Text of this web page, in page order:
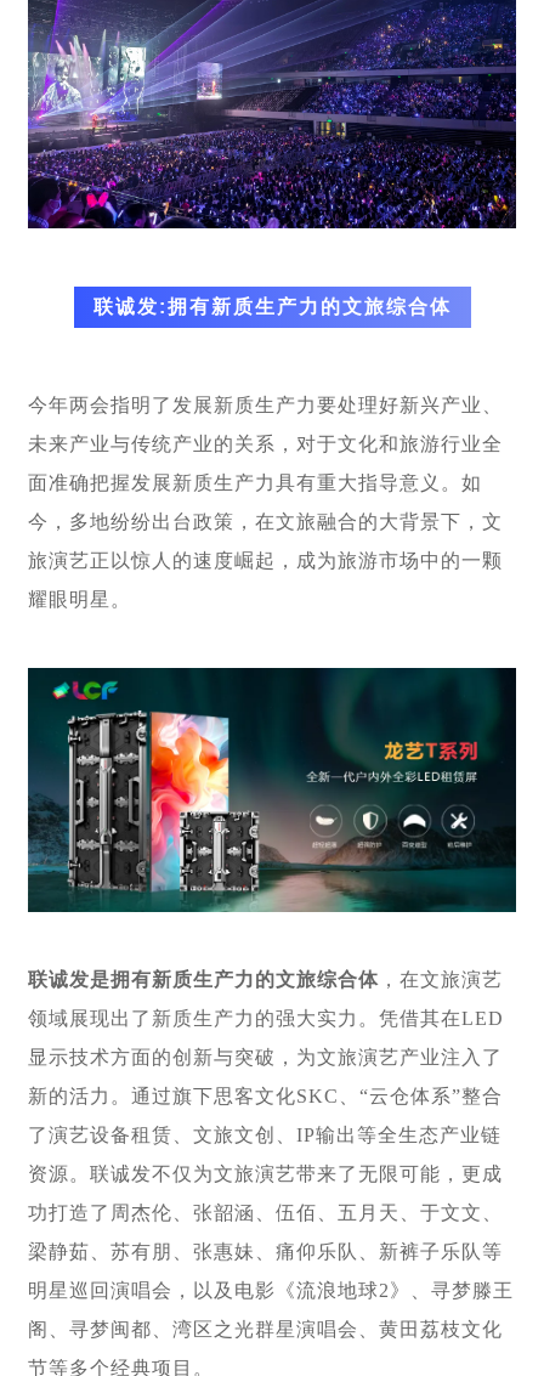
联诚发:拥有新质生产力的文旅综合体
今年两会指明了发展新质生产力要处理好新兴产业、
未来产业与传统产业的关系，对于文化和旅游行业全
面准确把握发展新质生产力具有重大指导意义。如
今，多地纷纷出台政策，在文旅融合的大背景下，文
旅演艺正以惊人的速度崛起，成为旅游市场中的一颗
耀眼明星。
联诚发是拥有新质生产力的文旅综合体 ，在文旅演艺
领域展现出了新质生产力的强大实力。凭借其在LED
显示技术方面的创新与突破，为文旅演艺产业注入了
新的活力。通过旗下思客文化SKC、“云仓体系”整合
了演艺设备租赁、文旅文创、IP输出等全生态产业链
资源。联诚发不仅为文旅演艺带来了无限可能，更成
功打造了周杰伦、张韶涵、伍佰、五月天、于文文、
梁静茹、苏有朋、张惠妹、痛仰乐队、新裤子乐队等
明星巡回演唱会，以及电影《流浪地球2》、寻梦滕王
阁、寻梦闽都、湾区之光群星演唱会、黄田荔枝文化
节等多个经典项目。